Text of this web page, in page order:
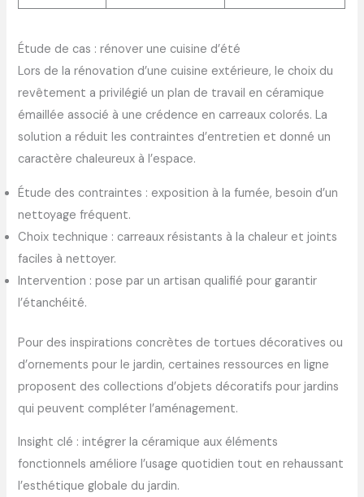
Étude de cas : rénover une cuisine d’été
Lors de la rénovation d’une cuisine extérieure, le choix du
revêtement a privilégié un plan de travail en céramique
émaillée associé à une crédence en carreaux colorés. La
solution a réduit les contraintes d’entretien et donné un
caractère chaleureux à l’espace.
Étude des contraintes : exposition à la fumée, besoin d’un
nettoyage fréquent.
Choix technique : carreaux résistants à la chaleur et joints
faciles à nettoyer.
Intervention : pose par un artisan qualifié pour garantir
l’étanchéité.
Pour des inspirations concrètes de tortues décoratives ou
d’ornements pour le jardin, certaines ressources en ligne
proposent des collections d’objets décoratifs pour jardins
qui peuvent compléter l’aménagement.
Insight clé : intégrer la céramique aux éléments
fonctionnels améliore l’usage quotidien tout en rehaussant
l’esthétique globale du jardin.